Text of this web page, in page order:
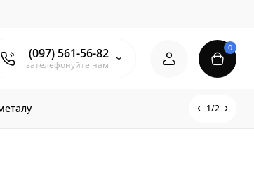
(097) 561-56-82
зателефонуйте нам
0
1/2